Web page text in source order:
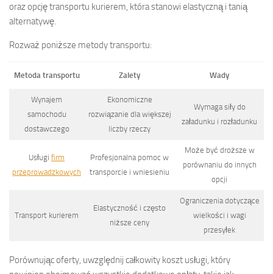
oraz opcję transportu kurierem, która stanowi elastyczną i tanią
alternatywę.
Rozważ poniższe metody transportu:
Metoda transportu Zalety Wady
Wynajem
samochodu
dostawczego
Ekonomiczne
rozwiązanie dla większej
liczby rzeczy
Wymaga siły do
załadunku i rozładunku
Usługi firm
przeprowadzkowych
Profesjonalna pomoc w
transporcie i wniesieniu
Może być droższe w
porównaniu do innych
opcji
Transport kurierem
Elastyczność i często
niższe ceny
Ograniczenia dotyczące
wielkości i wagi
przesyłek
Porównując oferty, uwzględnij całkowity koszt usługi, który